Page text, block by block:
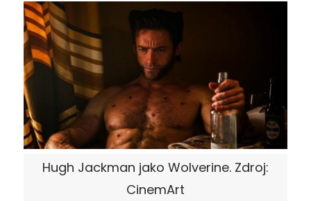
Hugh Jackman jako Wolverine. Zdroj:
CinemArt